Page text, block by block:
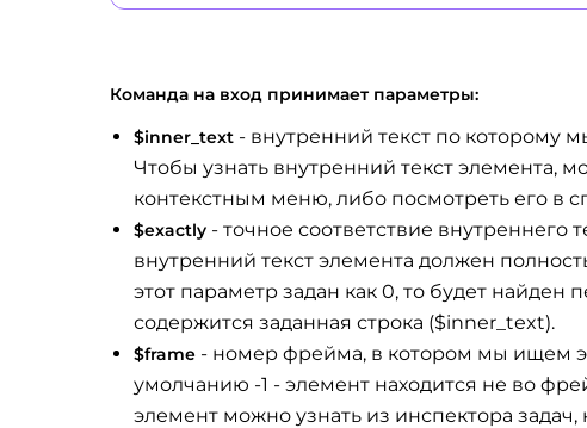
Команда на вход принимает параметры:
$inner_text - внутренний текст по которому
Чтобы узнать внутренний текст элемента,
контекстным меню, либо посмотреть его в
$exactly - точное соответствие внутреннего
внутренний текст элемента должен
этот параметр задан как 0, то будет
содержится заданная строка ($inner_text).
$frame - номер фрейма, в котором мы ищем
умолчанию -1 - элемент находится не во
элемент можно узнать из инспектора